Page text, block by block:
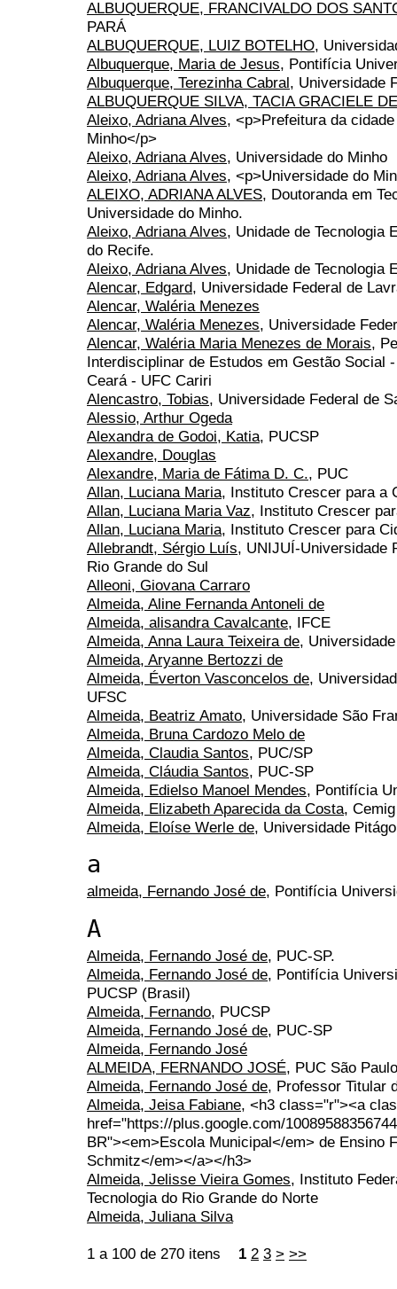
ALBUQUERQUE, FRANCIVALDO DOS
PARÁ
ALBUQUERQUE, LUIZ BOTELHO,
Albuquerque, Maria de Jesus, Pontifícia
Albuquerque, Terezinha Cabral, Universidade
ALBUQUERQUE SILVA, TACIA GRACIELE DE
Aleixo, Adriana Alves, <p>Prefeitura da
Minho</p>
Aleixo, Adriana Alves, Universidade do Minho
Aleixo, Adriana Alves, <p>Universidade do
ALEIXO, ADRIANA ALVES, Doutoranda em
Universidade do Minho.
Aleixo, Adriana Alves, Unidade de Tecnologia
do Recife.
Aleixo, Adriana Alves, Unidade de Tecnologia
Alencar, Edgard, Universidade Federal de
Alencar, Waléria Menezes
Alencar, Waléria Menezes, Universidade
Alencar, Waléria Maria Menezes de Morais,
Interdisciplinar de Estudos em Gestão Social
Ceará - UFC Cariri
Alencastro, Tobias, Universidade Federal de
Alessio, Arthur Ogeda
Alexandra de Godoi, Katia, PUCSP
Alexandre, Douglas
Alexandre, Maria de Fátima D. C., PUC
Allan, Luciana Maria, Instituto Crescer para a
Allan, Luciana Maria Vaz, Instituto Crescer
Allan, Luciana Maria, Instituto Crescer para
Allebrandt, Sérgio Luís, UNIJUÍ-Universidade
Rio Grande do Sul
Alleoni, Giovana Carraro
Almeida, Aline Fernanda Antoneli de
Almeida, alisandra Cavalcante, IFCE
Almeida, Anna Laura Teixeira de,
Almeida, Aryanne Bertozzi de
Almeida, Éverton Vasconcelos de,
UFSC
Almeida, Beatriz Amato, Universidade São
Almeida, Bruna Cardozo Melo de
Almeida, Claudia Santos, PUC/SP
Almeida, Cláudia Santos, PUC-SP
Almeida, Edielso Manoel Mendes, Pontifícia
Almeida, Elizabeth Aparecida da Costa,
Almeida, Eloíse Werle de, Universidade
a
almeida, Fernando José de, Pontifícia
A
Almeida, Fernando José de, PUC-SP.
Almeida, Fernando José de, Pontifícia
PUCSP (Brasil)
Almeida, Fernando, PUCSP
Almeida, Fernando José de, PUC-SP
Almeida, Fernando José
ALMEIDA, FERNANDO JOSÉ, PUC São Paulo
Almeida, Fernando José de, Professor Titular
Almeida, Jeisa Fabiane, <h3 class="r"><a
href="https://plus.google.com/
BR"><em>Escola Municipal</em> de Ensino
Schmitz</em></a></h3>
Almeida, Jelisse Vieira Gomes, Instituto
Tecnologia do Rio Grande do Norte
Almeida, Juliana Silva
1 a 100 de 270 itens 1 2 3 > >>